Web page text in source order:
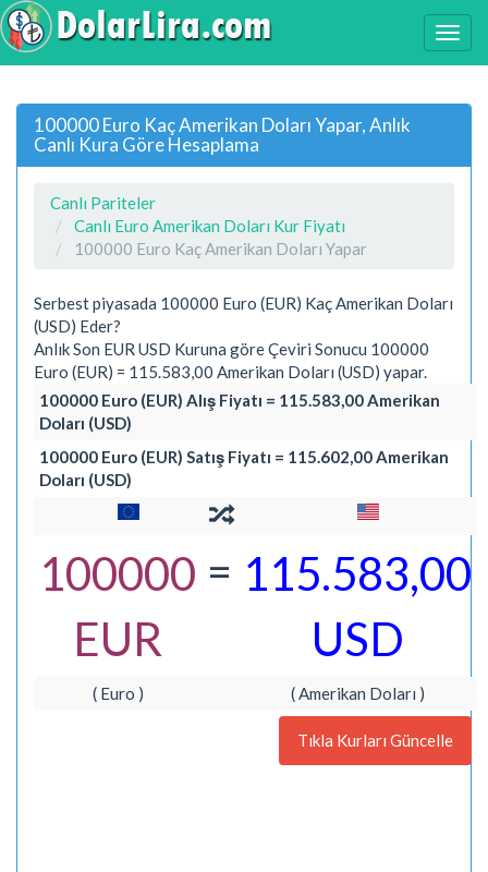
100000 Euro Kaç Amerikan Doları Yapar, Anlık
Canlı Kura Göre Hesaplama
Canlı Pariteler
Canlı Euro Amerikan Doları Kur Fiyatı
100000 Euro Kaç Amerikan Doları Yapar
Serbest piyasada 100000 Euro (EUR) Kaç Amerikan Doları
(USD) Eder?
Anlık Son EUR USD Kuruna göre Çeviri Sonucu 100000
Euro (EUR) = 115.583,00 Amerikan Doları (USD) yapar.
100000 Euro (EUR) Alış Fiyatı = 115.583,00 Amerikan
Doları (USD)
100000 Euro (EUR) Satış Fiyatı = 115.602,00 Amerikan
Doları (USD)
100000
EUR
= 115.583,00
USD
( Euro ) ( Amerikan Doları )
Tıkla Kurları Güncelle